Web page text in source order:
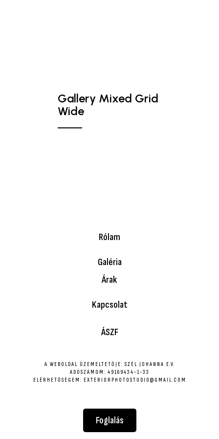
Gallery Mixed Grid
Wide
Rólam
Galéria
Árak
Kapcsolat
ÁSZF
A WEBOLDAL ÜZEMELTETŐJE: SZÉL JOHANNA E.V.
ADÓSZÁMOM: 49169434-1-33
ELÉRHETŐSÉGEM: EXTERIORPHOTOSTUDIO@GMAIL.COM
Foglalás